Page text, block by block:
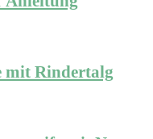
mit Rindertalg